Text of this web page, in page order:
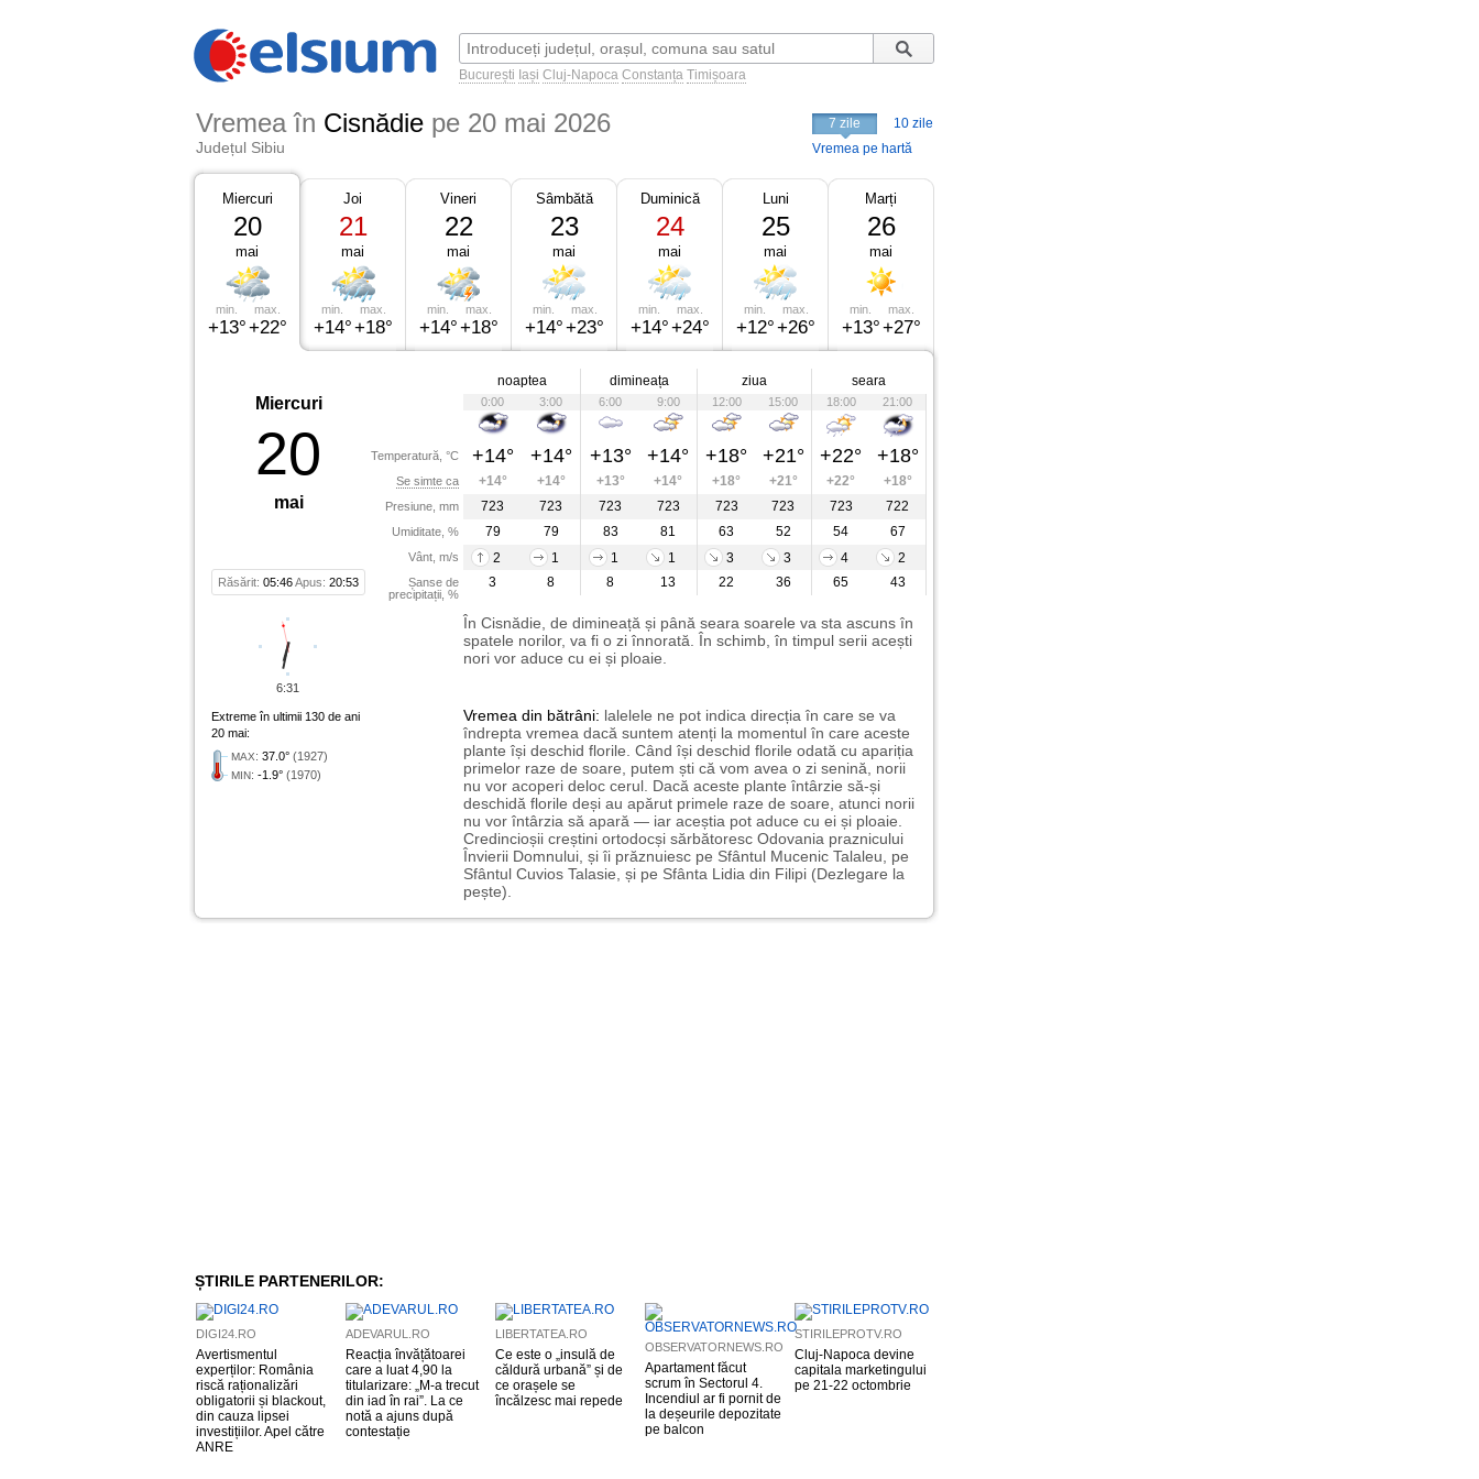
București Iași Cluj-Napoca Constanța Timișoara
Vremea în Cisnădie pe 20 mai 2026
Județul Sibiu
7 zile
10 zile
Vremea pe hartă
Miercuri
20
mai
min.
+13°
max.
+22°
Joi
21
mai
min.
+14°
max.
+18°
Vineri
22
mai
min.
+14°
max.
+18°
Sâmbătă
23
mai
min.
+14°
max.
+23°
Duminică
24
mai
min.
+14°
max.
+24°
Luni
25
mai
min.
+12°
max.
+26°
Marți
26
mai
min.
+13°
max.
+27°
Miercuri
20
mai
Răsărit: 05:46Apus: 20:53
Temperatură, °C
Se simte ca
Presiune, mm
Umiditate, %
Vânt, m/s
Șanse de
precipitații, %
noaptea dimineața ziua seara
0:00 3:00 6:00 9:00 12:00 15:00 18:00 21:00
+14° +14° +13° +14° +18° +21° +22° +18°
+14° +14° +13° +14° +18° +21° +22°
+18°
723
723 723 723 723 723 723
722
79
79 83 81 63 52 54
67
2
1 1 1 3 3 4
2
3
8 8 13 22 36 65 43
În Cisnădie, de dimineață și până seara soarele va sta ascuns în
spatele norilor, va fi o zi înnorată. În schimb, în timpul serii acești
nori vor aduce cu ei și ploaie.
Extreme în ultimii 130 de ani
20 mai:
MAX: 37.0° (1927)
MIN: -1.9° (1970)
Vremea din bătrâni: lalelele ne pot indica direcția în care se va
îndrepta vremea dacă suntem atenți la momentul în care aceste
plante își deschid florile. Când își deschid florile odată cu apariția
primelor raze de soare, putem ști că vom avea o zi senină, norii
nu vor acoperi deloc cerul. Dacă aceste plante întârzie să-și
deschidă florile deși au apărut primele raze de soare, atunci norii
nu vor întârzia să apară — iar aceștia pot aduce cu ei și ploaie.
Credincioșii creștini ortodocși sărbătoresc Odovania praznicului
Învierii Domnului, și îi prăznuiesc pe Sfântul Mucenic Talaleu, pe
Sfântul Cuvios Talasie, și pe Sfânta Lidia din Filipi (Dezlegare la
pește).
6:31
ȘTIRILE PARTENERILOR:
DIGI24.RO
Avertismentul
experților: România
riscă raționalizări
obligatorii și blackout,
din cauza lipsei
investițiilor. Apel către
ANRE
ADEVARUL.RO
Reacția învățătoarei
care a luat 4,90 la
titularizare: „M-a trecut
din iad în rai”. La ce
notă a ajuns după
contestație
LIBERTATEA.RO
Ce este o „insulă de
căldură urbană” și de
ce orașele se
încălzesc mai repede
OBSERVATORNEWS.RO
Apartament făcut
scrum în Sectorul 4.
Incendiul ar fi pornit de
la deșeurile depozitate
pe balcon
STIRILEPROTV.RO
Cluj-Napoca devine
capitala marketingului
pe 21-22 octombrie